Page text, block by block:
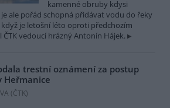
kamenné obruby kdysi
ale pořád schopná přidávat vodu do řeky
je letošní léto oproti předchozím
vedoucí hrázný Antonín Hájek.
trestní oznámení za postup
Heřmanice
(ČTK)